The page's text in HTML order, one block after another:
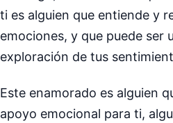
ti es alguien que entiende y
emociones, y que puede ser
exploración de tus
Este enamorado es alguien
apoyo emocional para ti,